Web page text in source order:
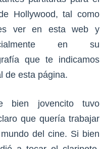
Hollywood, tal como
ver en esta web y
en su
que te indicamos
de esta página.
bien jovencito tuvo
que quería trabajar
del cine. Si bien